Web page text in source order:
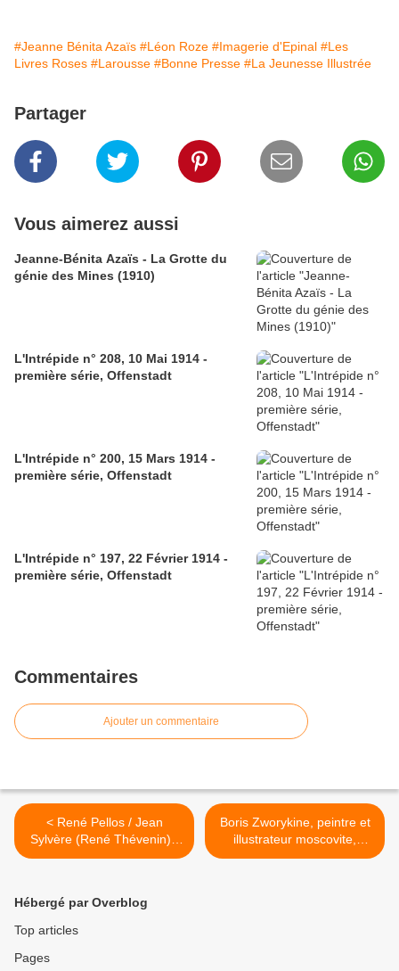
#Jeanne Bénita Azaïs #Léon Roze #Imagerie d'Epinal #Les
Livres Roses #Larousse #Bonne Presse #La Jeunesse Illustrée
Partager
Vous aimerez aussi
Jeanne-Bénita Azaïs - La Grotte du
génie des Mines (1910)
L'Intrépide n° 208, 10 Mai 1914 -
première série, Offenstadt
L'Intrépide n° 200, 15 Mars 1914 -
première série, Offenstadt
L'Intrépide n° 197, 22 Février 1914 -
première série, Offenstadt
Commentaires
Ajouter un commentaire
< René Pellos / Jean
Sylvère (René Thévenin) -
Durga-Râni, reine des
Boris Zworykine, peintre et
illustrateur moscovite,
perdu et retrouvé >
Hébergé par Overblog
Top articles
Pages